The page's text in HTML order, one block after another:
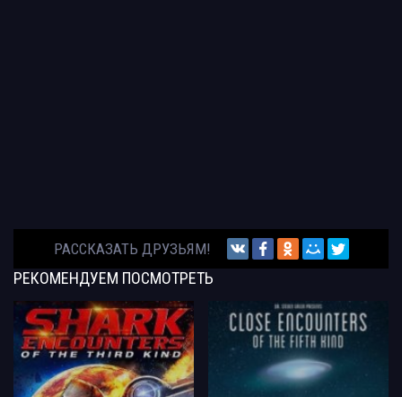
РАССКАЗАТЬ ДРУЗЬЯМ!
РЕКОМЕНДУЕМ ПОСМОТРЕТЬ